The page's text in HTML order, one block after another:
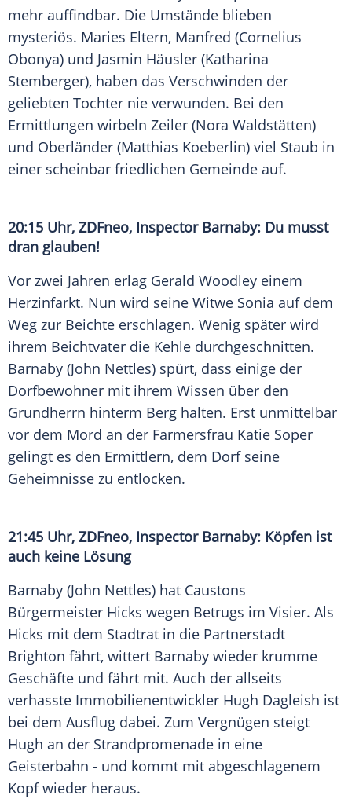
mehr auffindbar. Die Umstände blieben
mysteriös. Maries Eltern, Manfred (Cornelius
Obonya) und Jasmin Häusler (Katharina
Stemberger), haben das Verschwinden der
geliebten Tochter nie verwunden. Bei den
Ermittlungen wirbeln Zeiler (Nora Waldstätten)
und Oberländer (Matthias Koeberlin) viel Staub in
einer scheinbar friedlichen Gemeinde auf.
20:15 Uhr, ZDFneo, Inspector Barnaby: Du musst
dran glauben!
Vor zwei Jahren erlag Gerald Woodley einem
Herzinfarkt. Nun wird seine Witwe Sonia auf dem
Weg zur Beichte erschlagen. Wenig später wird
ihrem Beichtvater die Kehle durchgeschnitten.
Barnaby (John Nettles) spürt, dass einige der
Dorfbewohner mit ihrem Wissen über den
Grundherrn hinterm Berg halten. Erst unmittelbar
vor dem Mord an der Farmersfrau Katie Soper
gelingt es den Ermittlern, dem Dorf seine
Geheimnisse zu entlocken.
21:45 Uhr, ZDFneo, Inspector Barnaby: Köpfen ist
auch keine Lösung
Barnaby (John Nettles) hat Caustons
Bürgermeister Hicks wegen Betrugs im Visier. Als
Hicks mit dem Stadtrat in die Partnerstadt
Brighton fährt, wittert Barnaby wieder krumme
Geschäfte und fährt mit. Auch der allseits
verhasste Immobilienentwickler Hugh Dagleish ist
bei dem Ausflug dabei. Zum Vergnügen steigt
Hugh an der Strandpromenade in eine
Geisterbahn - und kommt mit abgeschlagenem
Kopf wieder heraus.